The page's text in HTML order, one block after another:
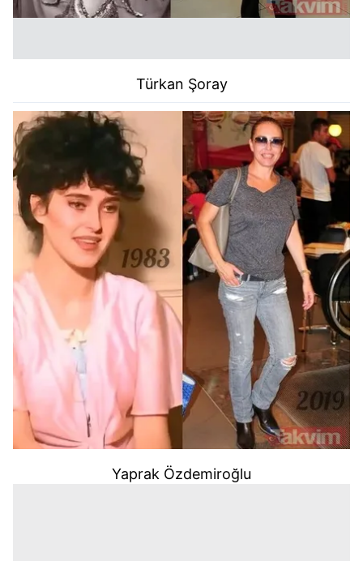
Türkan Şoray
Yaprak Özdemiroğlu